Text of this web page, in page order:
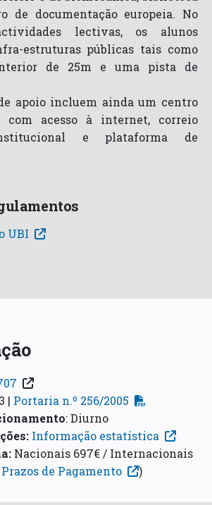
de documentação europeia. No
lectivas, os alunos
estruturas públicas tais como
de 25m e uma pista de
apoio incluem ainda um centro
com acesso à internet, correio
e plataforma de
UBI
| Portaria n.º 256/2005
:Diurno
Informação estatística
Nacionais 697€ / Internacionais
de Pagamento )